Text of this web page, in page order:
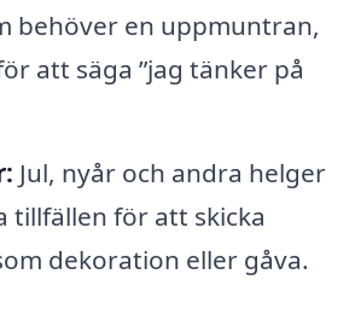
behöver en uppmuntran,
att säga ”jag tänker på
Jul, nyår och andra helger
tillfällen för att skicka
dekoration eller gåva.